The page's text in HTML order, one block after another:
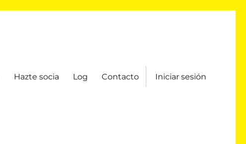
Hazte socia Log Contacto Iniciar sesión